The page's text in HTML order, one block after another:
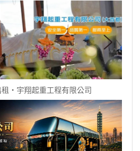
租‧宇翔起重工程有限公司